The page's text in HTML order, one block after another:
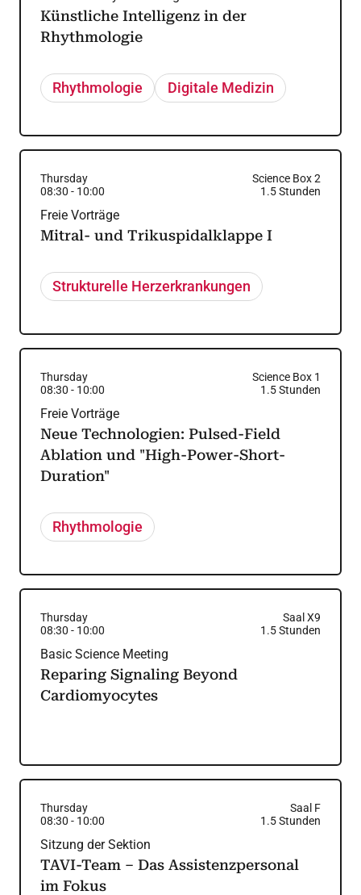
Künstliche Intelligenz in der
Rhythmologie
Rhythmologie Digitale Medizin
Thursday
Science Box 2
08:30 - 10:00 1.5Stunden
Freie Vorträge
Mitral- und Trikuspidalklappe I
Strukturelle Herzerkrankungen
Thursday
Science Box 1
08:30 - 10:00 1.5Stunden
Freie Vorträge
Neue Technologien: Pulsed-Field
Ablation und "High-Power-Short-
Duration"
Rhythmologie
Thursday
Saal X9
08:30 - 10:00 1.5Stunden
Basic Science Meeting
Reparing Signaling Beyond
Cardiomyocytes
Thursday
Saal F
08:30 - 10:00 1.5Stunden
Sitzung der Sektion
TAVI-Team – Das Assistenzpersonal
im Fokus